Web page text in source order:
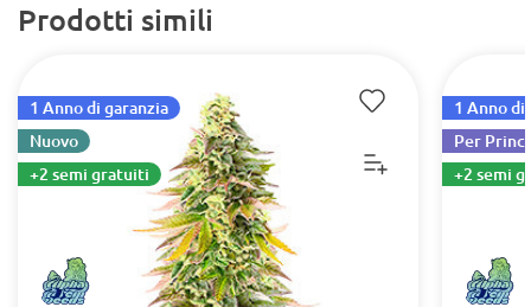
Prodotti simili
1 Anno di garanzia
Nuovo
+2 semi gratuiti
1 Anno di
Per
+2 semi